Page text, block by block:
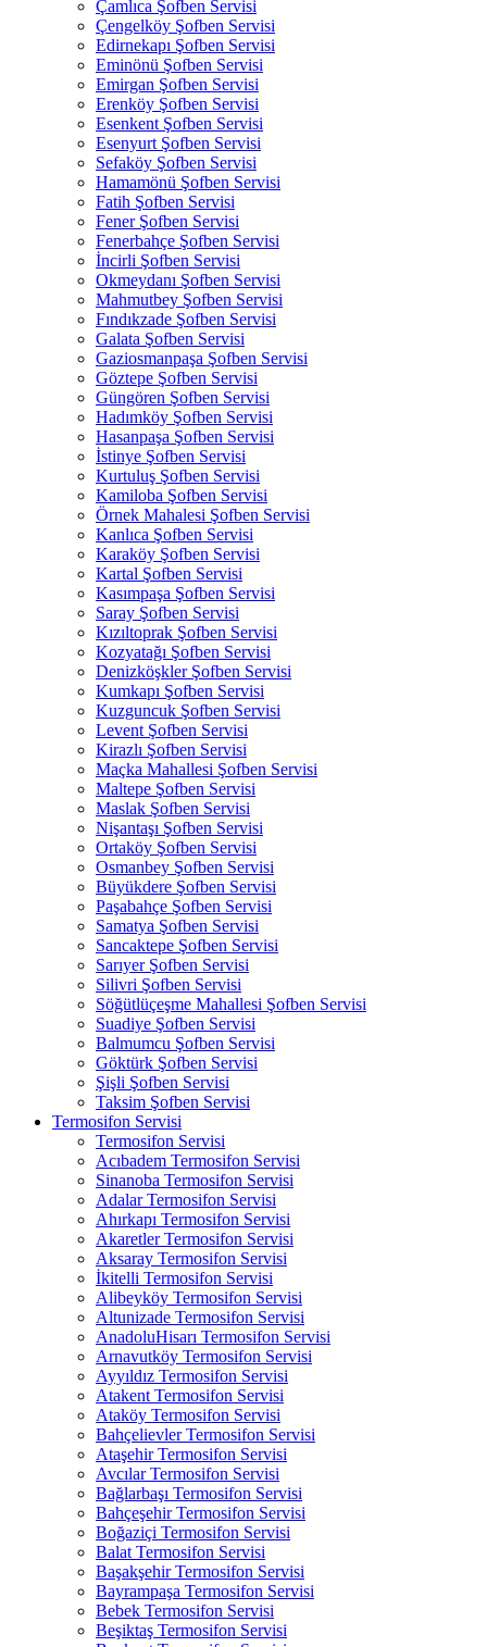
Çamlıca Şofben Servisi
Çengelköy Şofben Servisi
Edirnekapı Şofben Servisi
Eminönü Şofben Servisi
Emirgan Şofben Servisi
Erenköy Şofben Servisi
Esenkent Şofben Servisi
Esenyurt Şofben Servisi
Sefaköy Şofben Servisi
Hamamönü Şofben Servisi
Fatih Şofben Servisi
Fener Şofben Servisi
Fenerbahçe Şofben Servisi
İncirli Şofben Servisi
Okmeydanı Şofben Servisi
Mahmutbey Şofben Servisi
Fındıkzade Şofben Servisi
Galata Şofben Servisi
Gaziosmanpaşa Şofben Servisi
Göztepe Şofben Servisi
Güngören Şofben Servisi
Hadımköy Şofben Servisi
Hasanpaşa Şofben Servisi
İstinye Şofben Servisi
Kurtuluş Şofben Servisi
Kamiloba Şofben Servisi
Örnek Mahalesi Şofben Servisi
Kanlıca Şofben Servisi
Karaköy Şofben Servisi
Kartal Şofben Servisi
Kasımpaşa Şofben Servisi
Saray Şofben Servisi
Kızıltoprak Şofben Servisi
Kozyatağı Şofben Servisi
Denizköşkler Şofben Servisi
Kumkapı Şofben Servisi
Kuzguncuk Şofben Servisi
Levent Şofben Servisi
Kirazlı Şofben Servisi
Maçka Mahallesi Şofben Servisi
Maltepe Şofben Servisi
Maslak Şofben Servisi
Nişantaşı Şofben Servisi
Ortaköy Şofben Servisi
Osmanbey Şofben Servisi
Büyükdere Şofben Servisi
Paşabahçe Şofben Servisi
Samatya Şofben Servisi
Sancaktepe Şofben Servisi
Sarıyer Şofben Servisi
Silivri Şofben Servisi
Söğütlüçeşme Mahallesi Şofben Servisi
Suadiye Şofben Servisi
Balmumcu Şofben Servisi
Göktürk Şofben Servisi
Şişli Şofben Servisi
Taksim Şofben Servisi
Termosifon Servisi
Termosifon Servisi
Acıbadem Termosifon Servisi
Sinanoba Termosifon Servisi
Adalar Termosifon Servisi
Ahırkapı Termosifon Servisi
Akaretler Termosifon Servisi
Aksaray Termosifon Servisi
İkitelli Termosifon Servisi
Alibeyköy Termosifon Servisi
Altunizade Termosifon Servisi
AnadoluHisarı Termosifon Servisi
Arnavutköy Termosifon Servisi
Ayyıldız Termosifon Servisi
Atakent Termosifon Servisi
Ataköy Termosifon Servisi
Bahçelievler Termosifon Servisi
Ataşehir Termosifon Servisi
Avcılar Termosifon Servisi
Bağlarbaşı Termosifon Servisi
Bahçeşehir Termosifon Servisi
Boğaziçi Termosifon Servisi
Balat Termosifon Servisi
Başakşehir Termosifon Servisi
Bayrampaşa Termosifon Servisi
Bebek Termosifon Servisi
Beşiktaş Termosifon Servisi